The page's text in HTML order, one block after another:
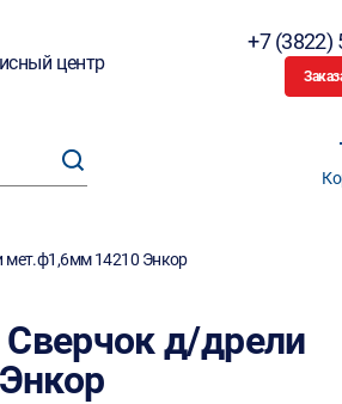
центр
+7 (3822)
мет.ф1,6мм 14210 Энкор
д/дрели